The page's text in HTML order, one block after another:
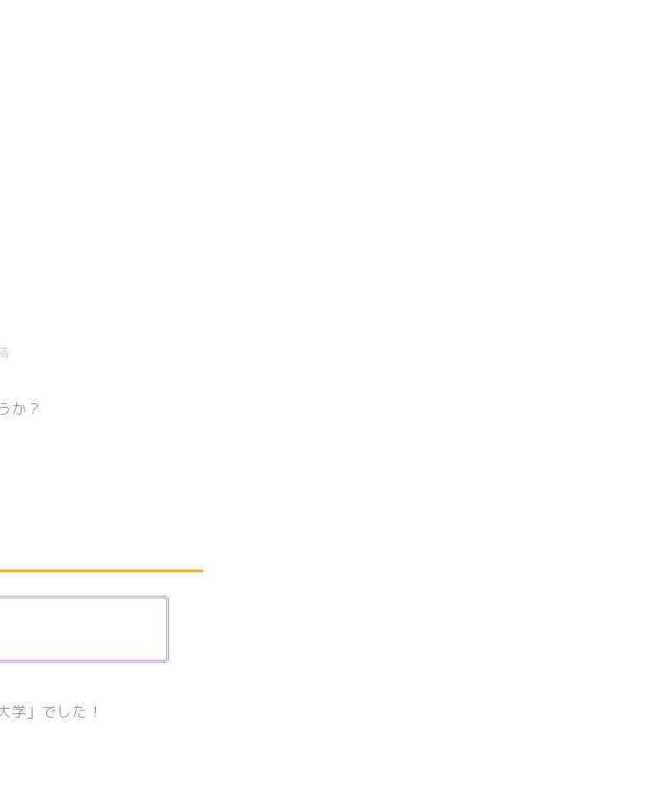
か？
学」でした！